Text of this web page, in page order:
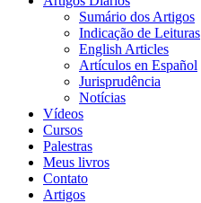
Sumário dos Artigos
Indicação de Leituras
English Articles
Artículos en Español
Jurisprudência
Notícias
Vídeos
Cursos
Palestras
Meus livros
Contato
Artigos